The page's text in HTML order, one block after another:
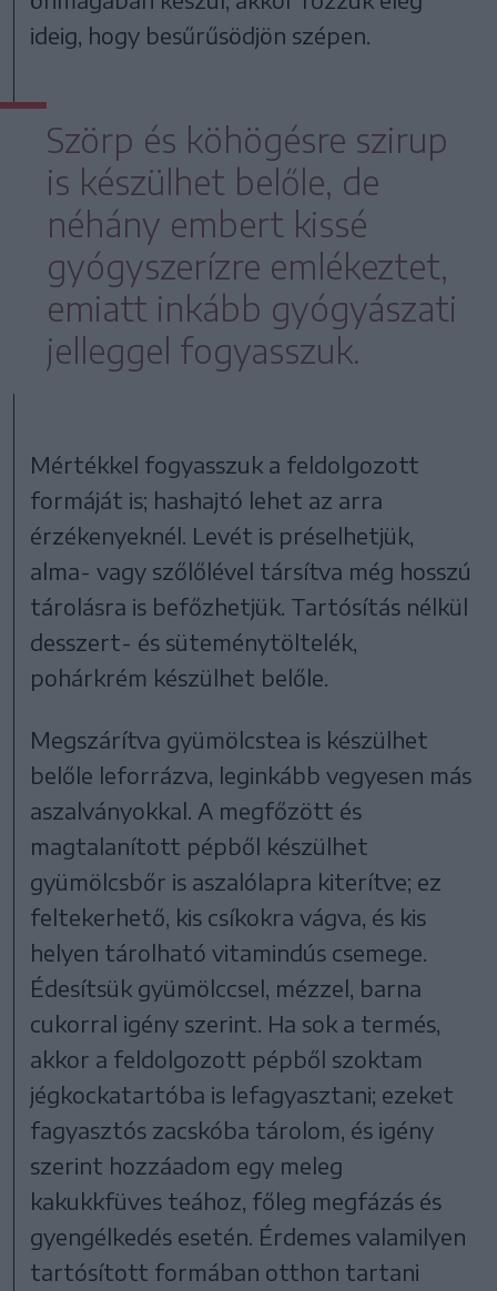
ideig, hogy besűrűsödjön szépen.
Szörp és köhögésre szirup
is készülhet belőle, de
néhány embert kissé
gyógyszerízre emlékeztet,
emiatt inkább gyógyászati
jelleggel fogyasszuk.
Mértékkel fogyasszuk a feldolgozott
formáját is; hashajtó lehet az arra
érzékenyeknél. Levét is préselhetjük,
alma- vagy szőlőlével társítva még hosszú
tárolásra is befőzhetjük. Tartósítás nélkül
desszert- és süteménytöltelék,
pohárkrém készülhet belőle.
Megszárítva gyümölcstea is készülhet
belőle leforrázva, leginkább vegyesen más
aszalványokkal. A megfőzött és
magtalanított pépből készülhet
gyümölcsbőr is aszalólapra kiterítve; ez
feltekerhető, kis csíkokra vágva, és kis
helyen tárolható vitamindús csemege.
Édesítsük gyümölccsel, mézzel, barna
cukorral igény szerint. Ha sok a termés,
akkor a feldolgozott pépből szoktam
jégkockatartóba is lefagyasztani; ezeket
fagyasztós zacskóba tárolom, és igény
szerint hozzáadom egy meleg
kakukkfüves teához, főleg megfázás és
gyengélkedés esetén. Érdemes valamilyen
tartósított formában otthon tartani